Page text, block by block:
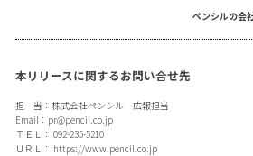
ペンシルの会
本リリースに関するお問い合せ先
担 当：株式会社ペンシル 広報担当
Email： pr@pencil.co.jp
ＴＥＬ： 092-235-5210
ＵＲＬ： https://www.pencil.co.jp